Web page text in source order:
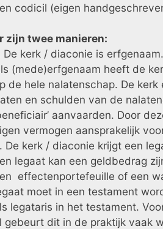
codicil (eigen
zijn twee manieren:
De kerk / diaconie is erfgenaam.
(mede)erfgenaam heeft de
de hele nalatenschap. De
en schulden van de
aanvaarden. Door
vermogen aansprakelijk
De kerk / diaconie krijgt een
legaat kan een geldbedrag
effectenportefeuille of een
moet in een testament
legataris in het testament.
gebeurt dit in de praktijk vaak